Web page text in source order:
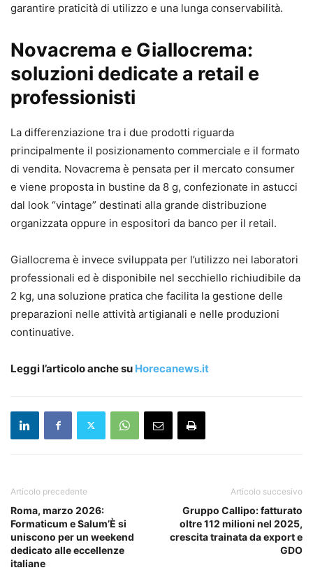
garantire praticità di utilizzo e una lunga conservabilità.
Novacrema e Giallocrema:
soluzioni dedicate a retail e
professionisti
La differenziazione tra i due prodotti riguarda
principalmente il posizionamento commerciale e il formato
di vendita. Novacrema è pensata per il mercato consumer
e viene proposta in bustine da 8 g, confezionate in astucci
dal look “vintage” destinati alla grande distribuzione
organizzata oppure in espositori da banco per il retail.
Giallocrema è invece sviluppata per l’utilizzo nei laboratori
professionali ed è disponibile nel secchiello richiudibile da
2 kg, una soluzione pratica che facilita la gestione delle
preparazioni nelle attività artigianali e nelle produzioni
continuative.
Leggi l’articolo anche su Horecanews.it
Articolo precedente
Roma, marzo 2026:
Formaticum e Salum’È si
uniscono per un weekend
dedicato alle eccellenze
italiane
Articolo succesivo
Gruppo Callipo: fatturato
oltre 112 milioni nel 2025,
crescita trainata da export e
GDO